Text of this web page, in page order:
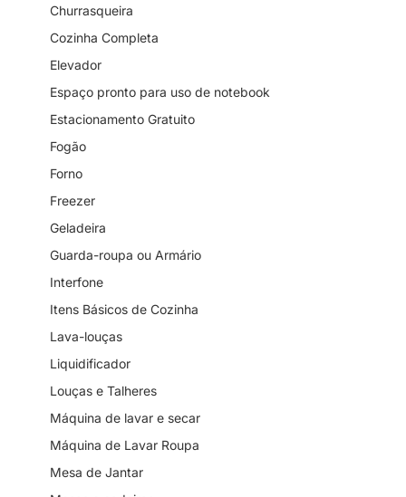
Churrasqueira
Cozinha Completa
Elevador
Espaço pronto para uso de notebook
Estacionamento Gratuito
Fogão
Forno
Freezer
Geladeira
Guarda-roupa ou Armário
Interfone
Itens Básicos de Cozinha
Lava-louças
Liquidificador
Louças e Talheres
Máquina de lavar e secar
Máquina de Lavar Roupa
Mesa de Jantar